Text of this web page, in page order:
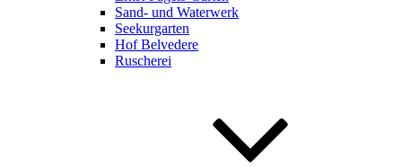
Sand- und Waterwerk
Seekurgarten
Hof Belvedere
Ruscherei